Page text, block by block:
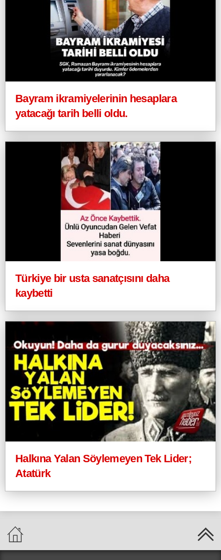
Bayram ikramiyelerinin hesaplara
yatacağı tarih belli oldu.
Türkiye bir usta sanatçısını daha
kaybetti
Halkına Yalan Söylemeyen Tek Lider;
Atatürk